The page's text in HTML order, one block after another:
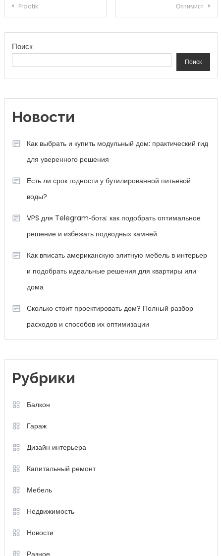
Навигация по записям
Practik Оптимист
Поиск
Поиск
Новости
Как выбрать и купить модульный дом: практический гид
для уверенного решения
Есть ли срок годности у бутилированной питьевой
воды?
VPS для Telegram‑бота: как подобрать оптимальное
решение и избежать подводных камней
Как вписать американскую элитную мебель в интерьер
и подобрать идеальные решения для квартиры или
дома
Сколько стоит проектировать дом? Полный разбор
расходов и способов их оптимизации
Рубрики
Балкон
Гараж
Дизайн интерьера
Капитальный ремонт
Мебель
Недвижимость
Новости
Разное